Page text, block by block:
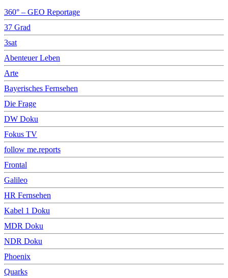
360° – GEO Reportage
37 Grad
3sat
Abenteuer Leben
Arte
Bayerisches Fernsehen
Die Frage
DW Doku
Fokus TV
follow me.reports
Frontal
Galileo
HR Fernsehen
Kabel 1 Doku
MDR Doku
NDR Doku
Phoenix
Quarks